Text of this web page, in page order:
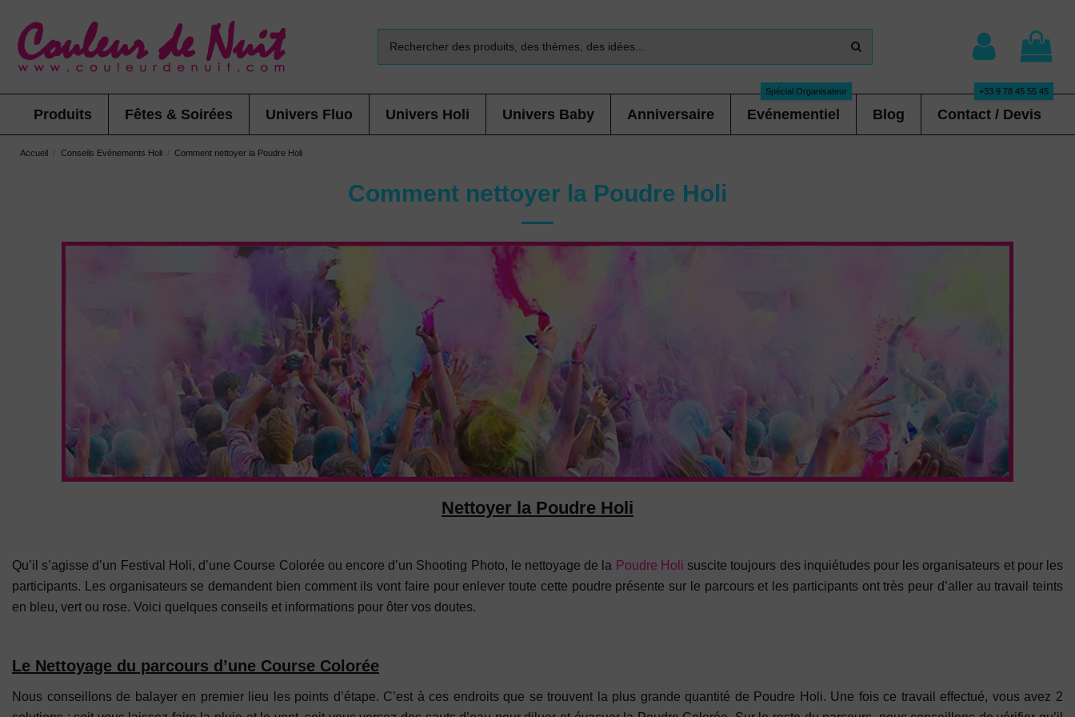
Produits Fêtes & Soirées Univers Fluo Univers Holi Univers Baby Anniversaire Evénementiel
Spécial Organisateur
Blog Contact / Devis
+33 9 78 45 55 45
Accueil Conseils Evénements Holi Comment nettoyer la Poudre Holi
Comment nettoyer la Poudre Holi
Nettoyer la Poudre Holi
Qu’il s’agisse d’un Festival Holi, d’une Course Colorée ou encore d’un Shooting Photo, le nettoyage de la Poudre Holi suscite toujours des inquiétudes pour les organisateurs et pour les
participants. Les organisateurs se demandent bien comment ils vont faire pour enlever toute cette poudre présente sur le parcours et les participants ont très peur d’aller au travail teints
en bleu, vert ou rose. Voici quelques conseils et informations pour ôter vos doutes.
Le Nettoyage du parcours d’une Course Colorée
Nous conseillons de balayer en premier lieu les points d’étape. C’est à ces endroits que se trouvent la plus grande quantité de Poudre Holi. Une fois ce travail effectué, vous avez 2